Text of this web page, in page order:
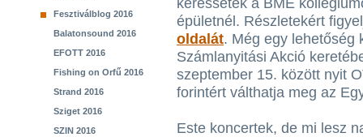
Fesztiválblog 2016
Balatonsound 2016
EFOTT 2016
Fishing on Orfű 2016
Strand 2016
Sziget 2016
SZIN 2016
keressétek a BME
épületnél. Részletekért
oldalát. Még egy lehetőség
Számlanyitási Akció
szeptember 15. között nyit
forintért válthatja meg az
Este koncertek, de mi lesz